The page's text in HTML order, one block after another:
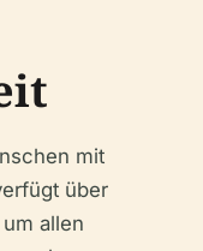
mit
über
allen